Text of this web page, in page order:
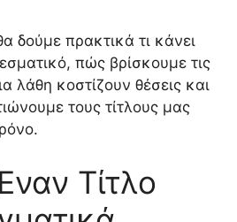
δούμε πρακτικά τι κάνει
πώς βρίσκουμε τις
λάθη κοστίζουν θέσεις και
τους τίτλους μας
Τίτλο